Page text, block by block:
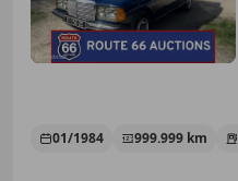
01/1984 999.999 km